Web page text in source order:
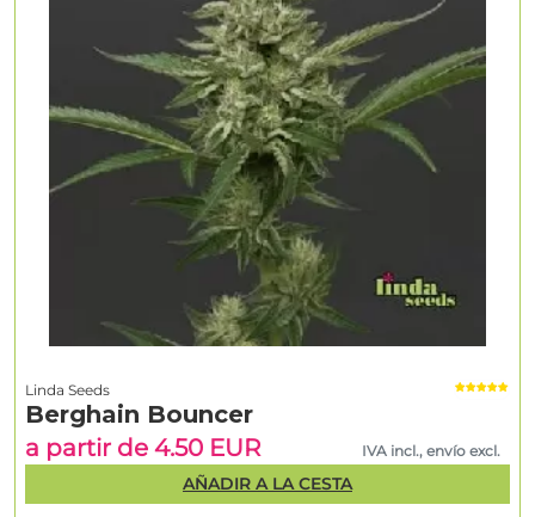
Linda Seeds
Berghain Bouncer
a partir de 4.50 EUR
IVA incl., envío excl.
AÑADIR A LA CESTA